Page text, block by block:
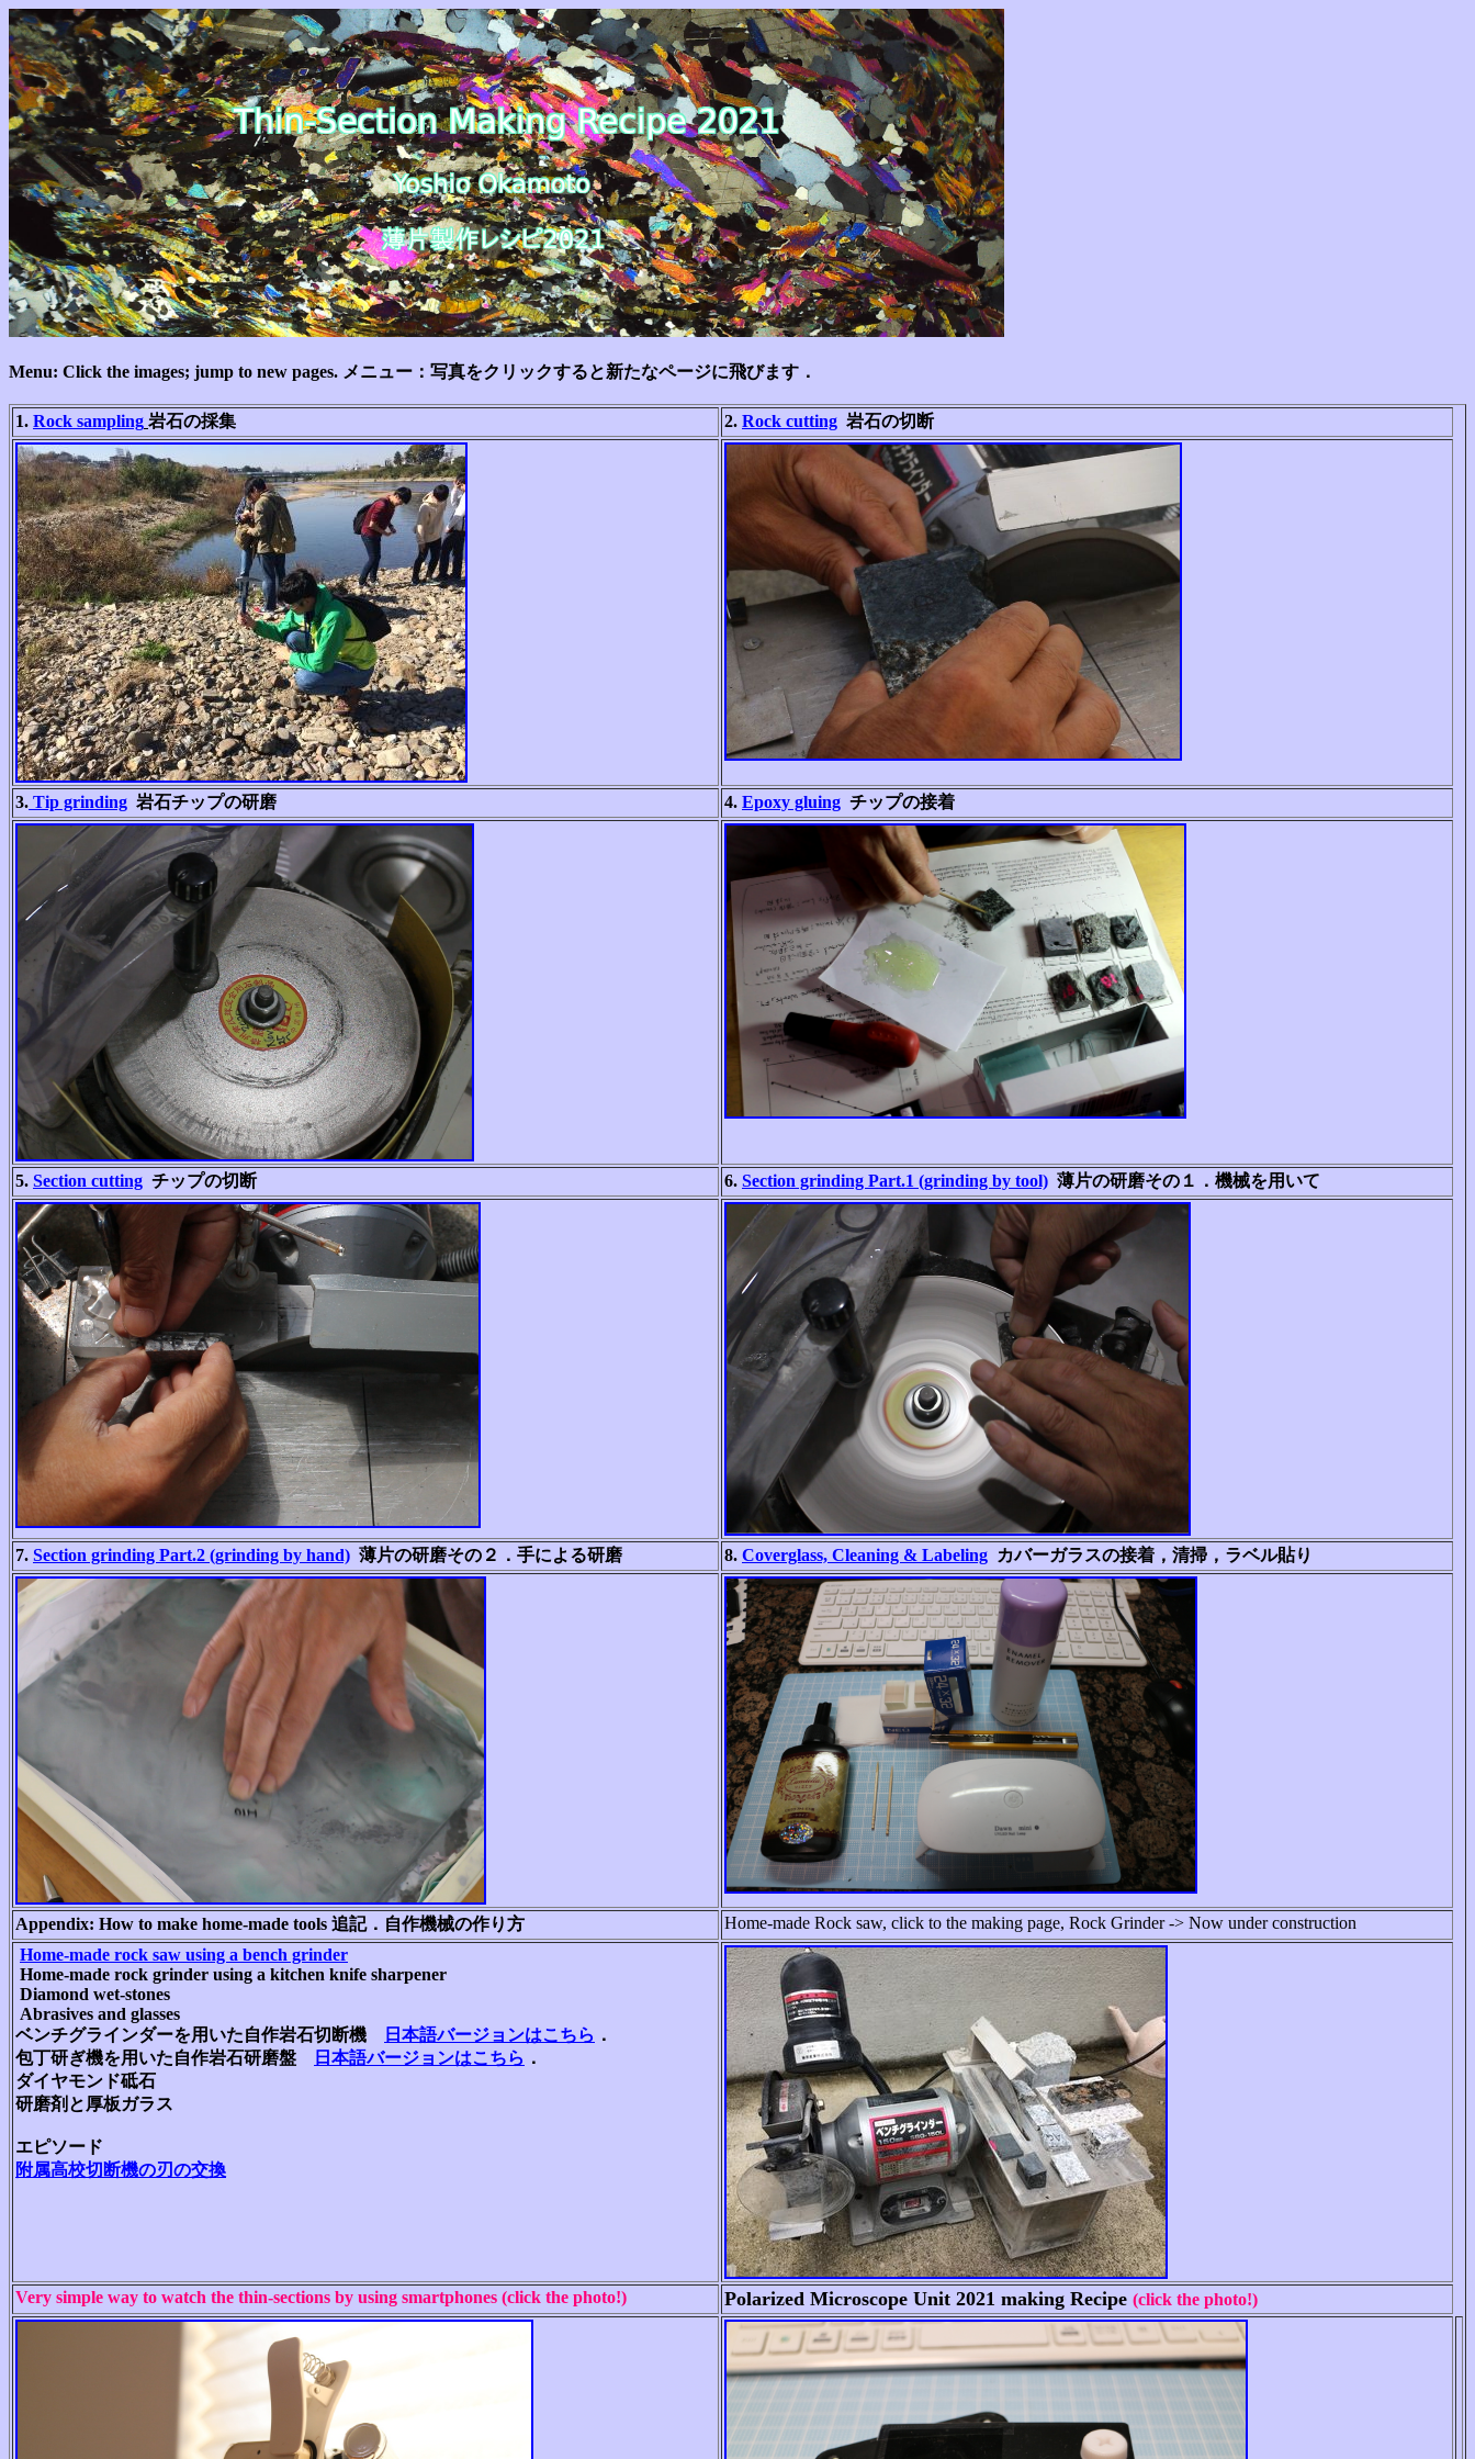
Menu: Click the images; jump to new pages. メニュー：写真をクリックすると新たなページに飛びます．
1. Rock sampling 岩石の採集 2. Rock cutting 岩石の切断
3. Tip grinding 岩石チップの研磨 4. Epoxy gluing チップの接着
5. Section cutting チップの切断 6. Section grinding Part.1 (grinding by tool) 薄片の研磨その１．機械を用いて
7. Section grinding Part.2 (grinding by hand) 薄片の研磨その２．手による研磨 8. Coverglass, Cleaning & Labeling カバーガラスの接着，清掃，ラベル貼り
Appendix: How to make home-made tools 追記．自作機械の作り方
Home-made Rock saw, click to the making page, Rock Grinder -> Now under construction
Home-made rock saw using a bench grinder
Home-made rock grinder using a kitchen knife sharpener
Diamond wet-stones
Abrasives and glasses
ベンチグラインダーを用いた自作岩石切断機
日本語バージョンはこちら ．
包丁研ぎ機を用いた自作岩石研磨盤
日本語バージョンはこちら ．
ダイヤモンド砥石
研磨剤と厚板ガラス
エピソード
附属高校切断機の刃の交換
Very simple way to watch the thin-sections by using smartphones (click the photo!) Polarized Microscope Unit 2021 making Recipe (click the photo!)